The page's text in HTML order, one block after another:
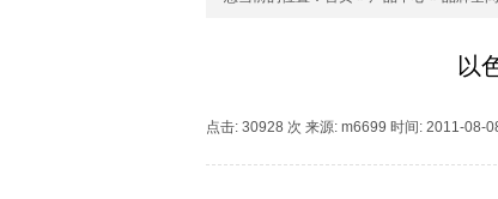
以
点击: 30928 次 来源: m6699 时间: 2011-08-